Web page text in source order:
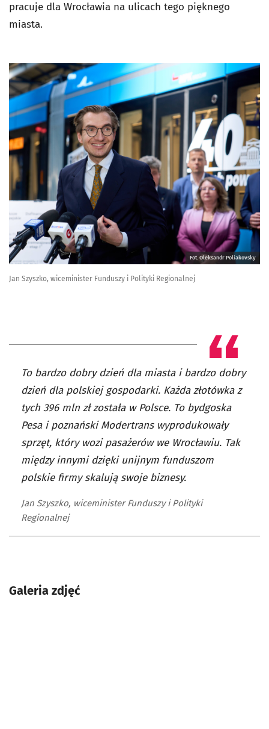
pracuje dla Wrocławia na ulicach tego pięknego
miasta.
Fot. Oleksandr Poliakovsky
Jan Szyszko, wiceminister Funduszy i Polityki Regionalnej
To bardzo dobry dzień dla miasta i bardzo dobry
dzień dla polskiej gospodarki. Każda złotówka z
tych 396 mln zł została w Polsce. To bydgoska
Pesa i poznański Modertrans wyprodukowały
sprzęt, który wozi pasażerów we Wrocławiu. Tak
między innymi dzięki unijnym funduszom
polskie firmy skalują swoje biznesy.
Jan Szyszko, wiceminister Funduszy i Polityki
Regionalnej
Galeria zdjęć